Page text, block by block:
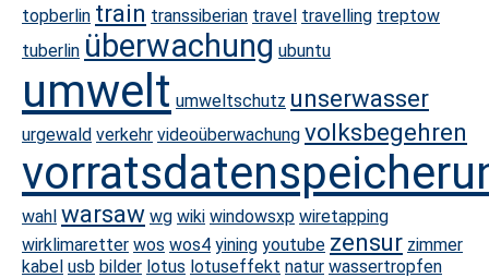
topberlin train transsiberian travel travelling treptow
tuberlin überwachung ubuntu
umwelt umweltschutz unserwasser
urgewald verkehr videoüberwachung volksbegehren
wahl warsaw wg wiki windowsxp wiretapping
wirklimaretter wos wos4 yining youtube zensur zimmer
kabel usb bilder lotus lotuseffekt natur wassertropfen